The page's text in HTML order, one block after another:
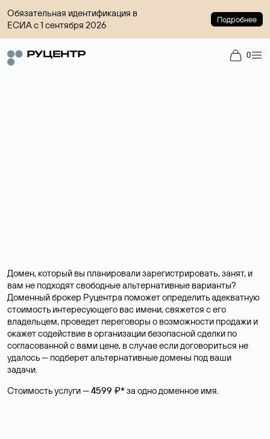
Обязательная идентификация в
ЕСИА с 1 сентября 2026
Подробнее
0
Домен, который вы планировали зарегистрировать, занят, и
вам не подходят свободные альтернативные варианты?
Доменный брокер Руцентра поможет определить адекватную
стоимость интересующего вас имени, свяжется с его
владельцем, проведет переговоры о возможности продажи и
окажет содействие в организации безопасной сделки по
согласованной с вами цене, в случае если договориться не
удалось — подберет альтернативные домены под ваши
задачи.
Стоимость услуги —4599 ₽*за одно доменное имя.